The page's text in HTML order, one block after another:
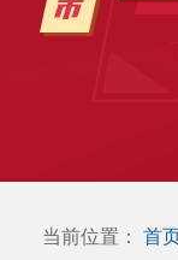
当前位置： 首